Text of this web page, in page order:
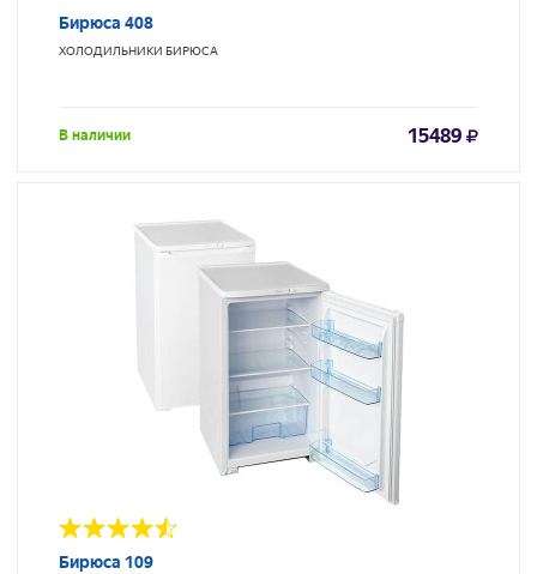
Бирюса 408
ХОЛОДИЛЬНИКИ БИРЮСА
В наличии 15489
Бирюса 109